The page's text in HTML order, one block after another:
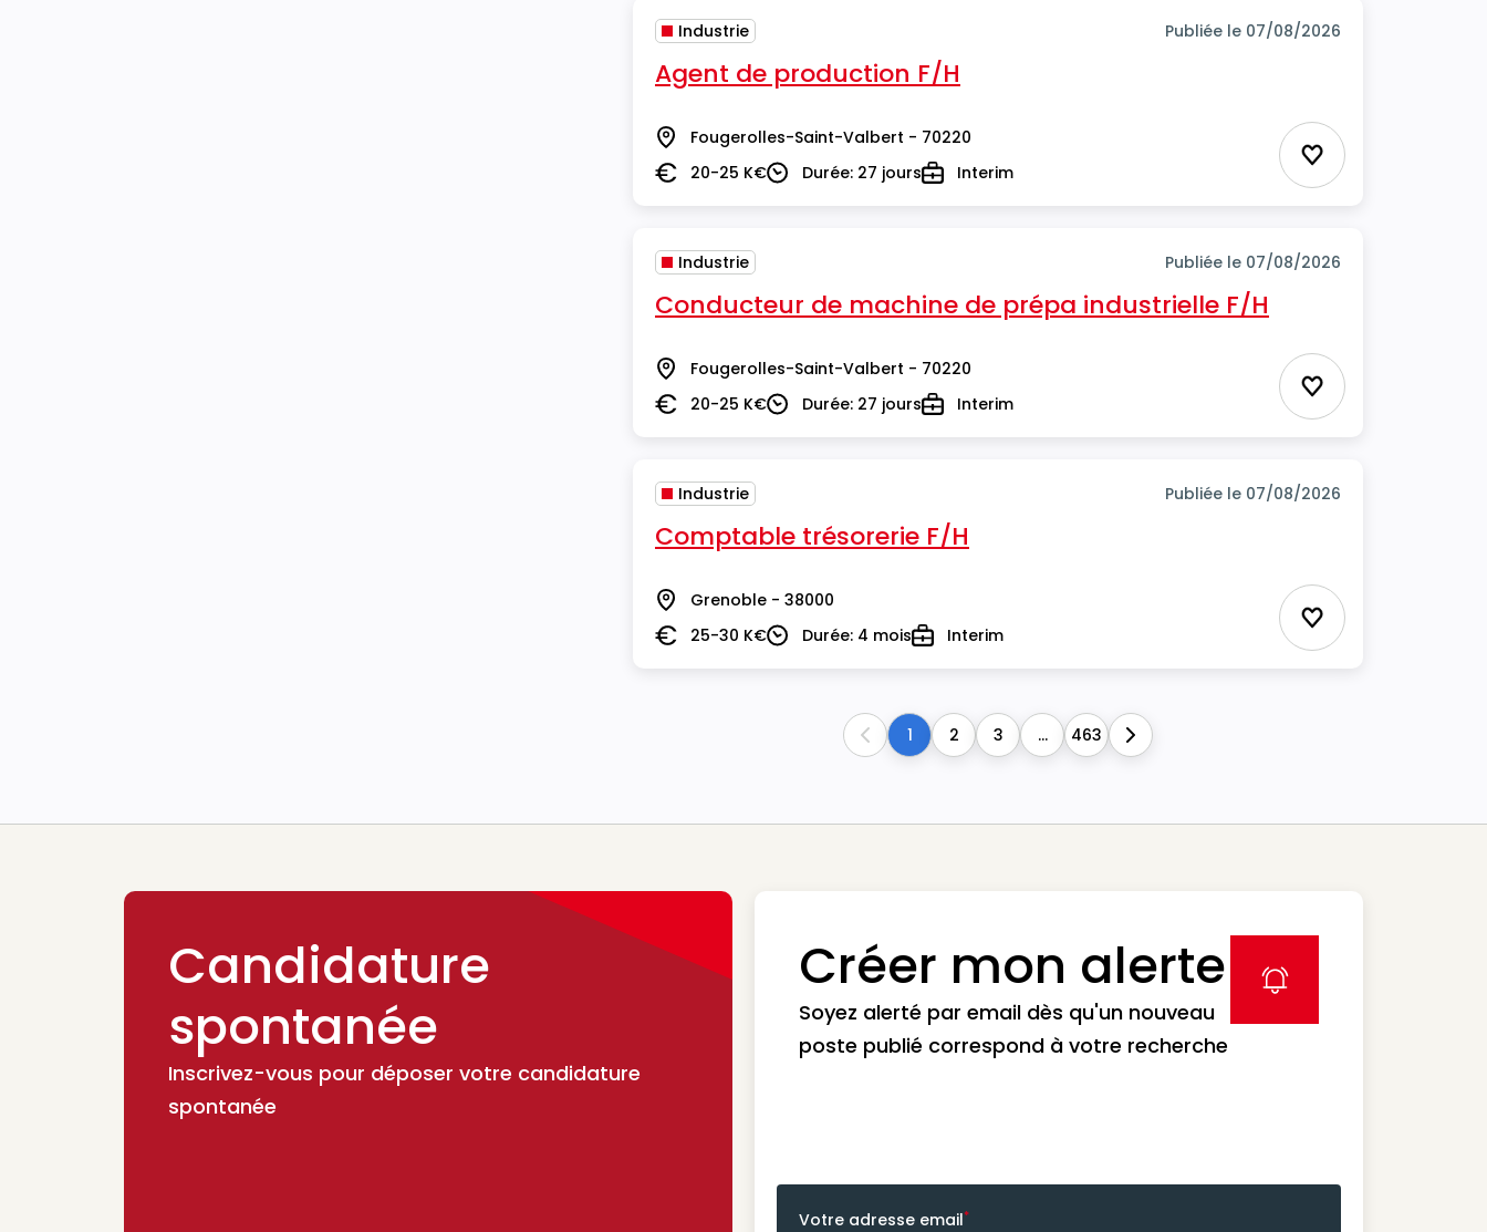
Industrie Publiée le 07/08/2026
Agent de production F/H
Lieu Fougerolles-Saint-Valbert - 70220
Salaire20-25 K€DuréeDurée: 27 joursTypeInterim Ajouter aux
Industrie Publiée le 07/08/2026
Conducteur de machine de prépa industrielle F/H
Lieu Fougerolles-Saint-Valbert - 70220
Salaire20-25 K€DuréeDurée: 27 joursTypeInterim Ajouter aux
Industrie Publiée le 07/08/2026
Comptable trésorerie F/H
Lieu Grenoble - 38000
Salaire25-30 K€DuréeDurée: 4 moisTypeInterim Ajouter aux
Previous
1 2 3 ... 463 Next
Candidature
spontanée
Inscrivez-vous pour déposer votre candidature
spontanée
Créer mon alerte
Soyez alerté par email dès qu'un nouveau
poste publié correspond à votre recherche
label icon
Votre adresse email*